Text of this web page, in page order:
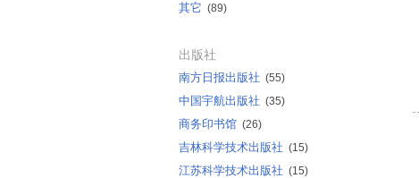
其它 (89)
出版社
南方日报出版社 (55)
中国宇航出版社 (35)
商务印书馆 (26)
吉林科学技术出版社 (15)
江苏科学技术出版社 (15)